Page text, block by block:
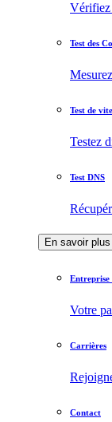
Vérifiez
Test des
Test de
Testez
Test DNS
En savoir
Entreprise
Votre
Carrières
Contact